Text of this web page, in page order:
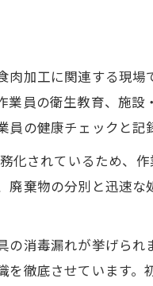
導入でミスを防ぐチェ
まえたHACCP対応管理
務化と現場対応の実際
るHACCP記録と改善
役割と資格取得のヒン
者が解体現場で果たす
の業務と現場実践のポ
理者講習会の内容と活
加工に関連する現場
員の衛生教育、施
の健康チェックと記
化されているため、
棄物の分別と迅速
消毒漏れが挙げら
徹底させています